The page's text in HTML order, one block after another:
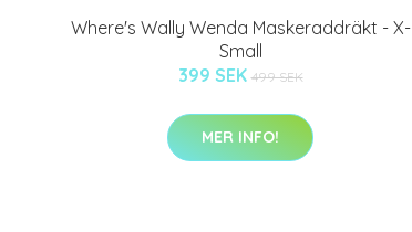
Where's Wally Wenda Maskeraddräkt - X-
Small
399 SEK 499 SEK
MER INFO!